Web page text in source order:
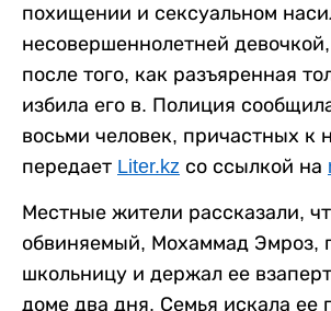
похищении и сексуальном
несовершеннолетней
после того, как разъяренная
избила его в. Полиция
восьми человек, причастных к
передает Liter.kz со ссылкой на
Местные жители рассказали,
обвиняемый, Мохаммад Эмроз,
школьницу и держал ее
доме два дня. Семья искала ее